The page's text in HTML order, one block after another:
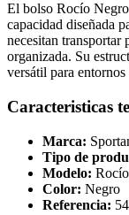
El bolso Rocío
capacidad diseñada
necesitan transportar
organizada. Su
versátil para
Caracteristicas
Marca:
Tipo de
Modelo: Rocío
Color: Negro
Referencia: